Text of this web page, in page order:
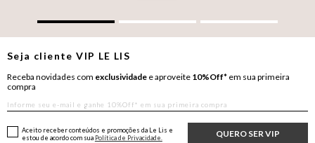
Seja clienteVIP LE LIS
Receba novidades com exclusividade e aproveite 10%Off* em sua primeira
compra
QUERO SER VIP
Aceito receber conteúdos e promoções da Le Lis e
estou de acordo com sua Política de Privacidade.